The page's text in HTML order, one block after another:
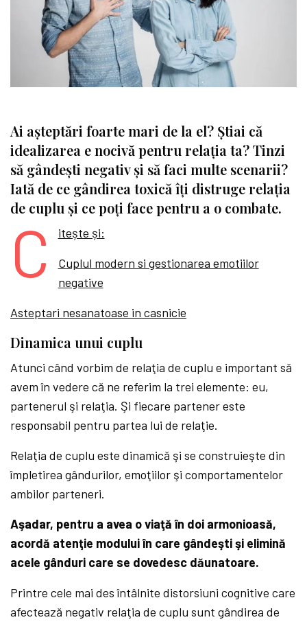
Ai așteptări foarte mari de la el? Știai că
idealizarea e nocivă pentru relația ta? Tinzi
să gândești negativ și să faci multe scenarii?
Iată de ce gândirea toxică îți distruge relația
de cuplu și ce poți face pentru a o combate.
C
itește și:
Cuplul modern si gestionarea emotiilor
negative
Asteptari nesanatoase in casnicie
Dinamica unui cuplu
Atunci când vorbim de relaţia de cuplu e important să
avem în vedere că ne referim la trei elemente: eu,
partenerul şi relaţia. Şi fiecare partener este
responsabil pentru partea lui de relaţie.
Relaţia de cuplu este dinamică şi se construieşte din
împletirea gândurilor, emoţiilor şi comportamentelor
ambilor parteneri.
Aşadar, pentru a avea o viaţă în doi armonioasă,
acordă atenţie modului în care gândeşti şi elimină
acele gânduri care se dovedesc dăunatoare.
Printre cele mai des întâlnite distorsiuni cognitive care
afectează negativ relaţia de cuplu sunt gândirea de